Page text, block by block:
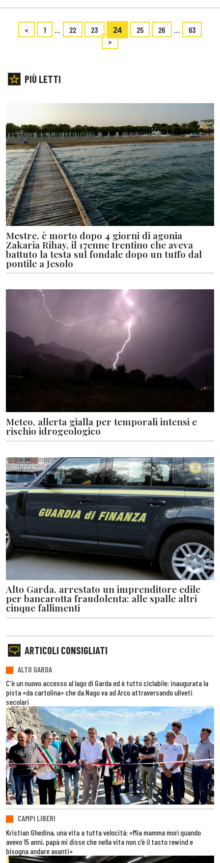
< 1 … 22 23 24 25 26 …
63
>
PIÙ LETTI
Mestre, è morto dopo 4 giorni di agonia
Zakaria Rihay, il 17enne trentino che aveva
battuto la testa sul fondale dopo un tuffo dal
pontile a Jesolo
Meteo, allerta gialla per temporali intensi e
rischio idrogeologico
Alto Garda, arrestato un imprenditore edile
per bancarotta fraudolenta: alle spalle altri
cinque fallimenti
ARTICOLI CONSIGLIATI
ALTO GARDA
C'è un nuovo accesso al lago di Garda ed è tutto ciclabile: inaugurata la
pista «da cartolina» che da Nago va ad Arco attraversando uliveti
secolari
CAMPI LIBERI
Kristian Ghedina, una vita a tutta velocità: «Mia mamma morì quando
avevo 15 anni, papà mi disse che nella vita non c’è il tasto rewind e
bisogna andare avanti»